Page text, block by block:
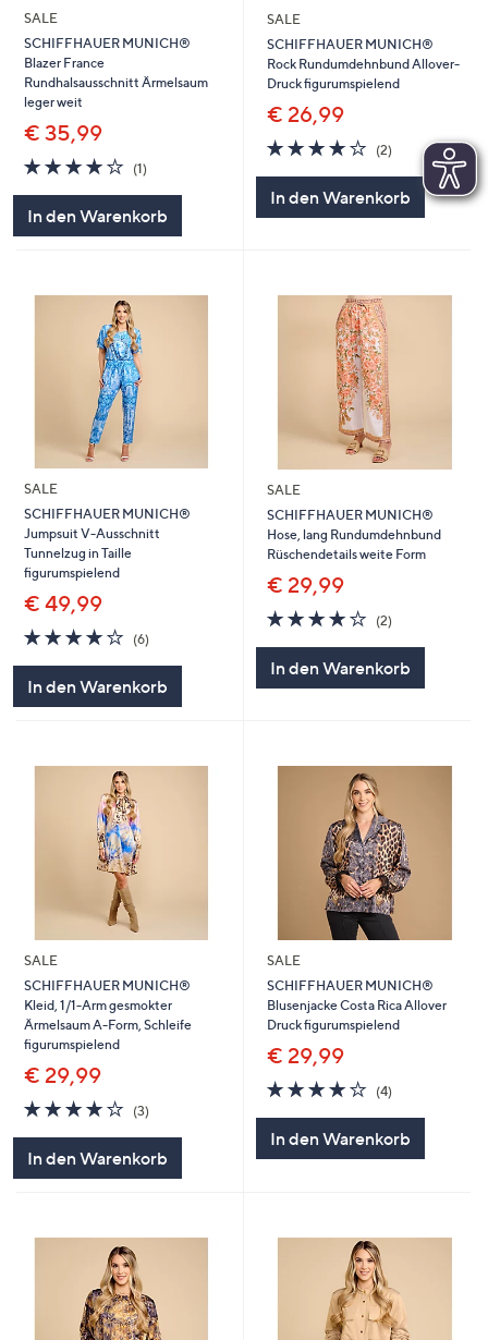
SALE
SCHIFFHAUER MUNICH®
Blazer France
Rundhalsausschnitt Ärmelsaum
leger weit
€ 35,99
4.0
von
(1)1
In den Warenkorb
SALE
SCHIFFHAUER MUNICH®
Rock Rundumdehnbund Allover-
Druck figurumspielend
€ 26,99
4.0
von
(2)2
Bewertungen
In den Warenkorb
SALE
SCHIFFHAUER MUNICH®
Jumpsuit V-Ausschnitt
Tunnelzug in Taille
figurumspielend
€ 49,99
4.0
von
(6)6
In den Warenkorb
SALE
SCHIFFHAUER MUNICH®
Hose, lang Rundumdehnbund
Rüschendetails weite Form
€ 29,99
4.0
von
(2)2
In den Warenkorb
SALE
SCHIFFHAUER MUNICH®
Kleid, 1/1-Arm gesmokter
Ärmelsaum A-Form, Schleife
figurumspielend
€ 29,99
4.0
von
5
(3)
In den Warenkorb
SALE
SCHIFFHAUER MUNICH®
Blusenjacke Costa Rica Allover
Druck figurumspielend
€ 29,99
3.8
von
(4)4
In den Warenkorb